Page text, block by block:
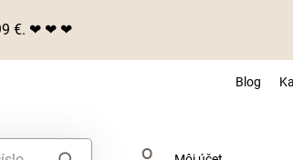
€. ❤ ❤ ❤
Blog